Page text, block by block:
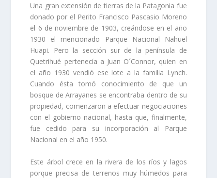
Una gran extensión de tierras de la Patagonia fue
donado por el Perito Francisco Pascasio Moreno
el 6 de noviembre de 1903, creándose en el año
1930 el mencionado Parque Nacional Nahuel
Huapi. Pero la sección sur de la península de
Quetrihué pertenecía a Juan O´Connor, quien en
el año 1930 vendió ese lote a la familia Lynch.
Cuando ésta tomó conocimiento de que un
bosque de Arrayanes se encontraba dentro de su
propiedad, comenzaron a efectuar negociaciones
con el gobierno nacional, hasta que, finalmente,
fue cedido para su incorporación al Parque
Nacional en el año 1950.
Este árbol crece en la rivera de los ríos y lagos
porque precisa de terrenos muy húmedos para